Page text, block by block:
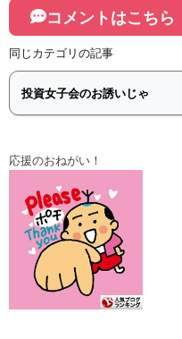
コメントはこちら
同じカテゴリの記事
応援のおねがい！